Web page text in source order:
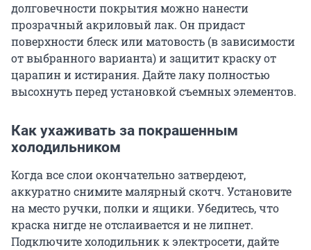
долговечности покрытия можно нанести
прозрачный акриловый лак. Он придаст
поверхности блеск или матовость (в зависимости
от выбранного варианта) и защитит краску от
царапин и истирания. Дайте лаку полностью
высохнуть перед установкой съемных элементов.
Как ухаживать за покрашенным
холодильником
Когда все слои окончательно затвердеют,
аккуратно снимите малярный скотч. Установите
на место ручки, полки и ящики. Убедитесь, что
краска нигде не отслаивается и не липнет.
Подключите холодильник к электросети, дайте